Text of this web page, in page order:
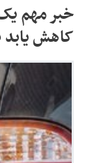
خبر مهم
کاهش یابد